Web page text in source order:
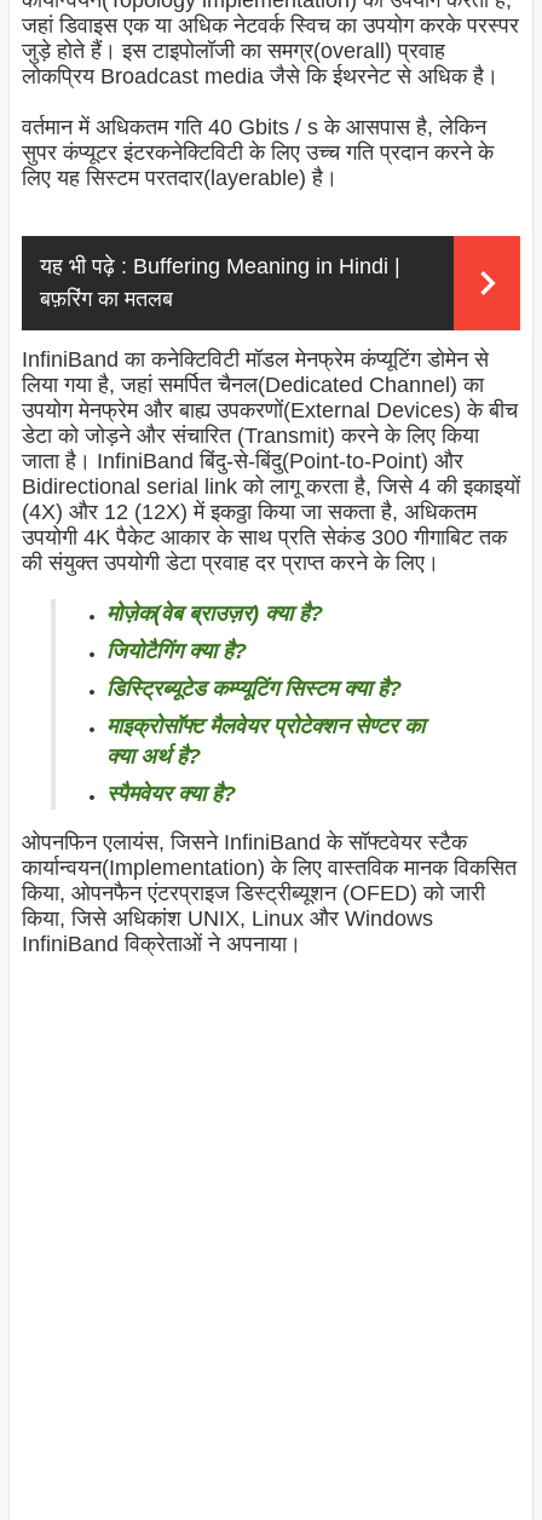
जहां डिवाइस एक या अधिक नेटवर्क स्विच का उपयोग करके परस्पर
जुड़े होते हैं। इस टाइपोलॉजी का समग्र(overall) प्रवाह
लोकप्रिय Broadcast media जैसे कि ईथरनेट से अधिक है।
वर्तमान में अधिकतम गति 40 Gbits / s के आसपास है, लेकिन
सुपर कंप्यूटर इंटरकनेक्टिविटी के लिए उच्च गति प्रदान करने के
लिए यह सिस्टम परतदार(layerable) है।
यह भी पढ़े : Buffering Meaning in Hindi |
बफ़रिंग का मतलब
InfiniBand का कनेक्टिविटी मॉडल मेनफ्रेम कंप्यूटिंग डोमेन से
लिया गया है, जहां समर्पित चैनल(Dedicated Channel) का
उपयोग मेनफ्रेम और बाह्य उपकरणों(External Devices) के बीच
डेटा को जोड़ने और संचारित (Transmit) करने के लिए किया
जाता है। InfiniBand बिंदु-से-बिंदु(Point-to-Point) और
Bidirectional serial link को लागू करता है, जिसे 4 की इकाइयों
(4X) और 12 (12X) में इकठ्ठा किया जा सकता है, अधिकतम
उपयोगी 4K पैकेट आकार के साथ प्रति सेकंड 300 गीगाबिट तक
की संयुक्त उपयोगी डेटा प्रवाह दर प्राप्त करने के लिए।
मोज़ेक(वेब ब्राउज़र) क्या है?
जियोटैगिंग क्या है?
डिस्ट्रिब्यूटेड कम्प्यूटिंग सिस्टम क्या है?
माइक्रोसॉफ्ट मैलवेयर प्रोटेक्शन सेण्टर का
क्या अर्थ है?
स्पैमवेयर क्या है?
ओपनफिन एलायंस, जिसने InfiniBand के सॉफ्टवेयर स्टैक
कार्यान्वयन(Implementation) के लिए वास्तविक मानक विकसित
किया, ओपनफैन एंटरप्राइज डिस्ट्रीब्यूशन (OFED) को जारी
किया, जिसे अधिकांश UNIX, Linux और Windows
InfiniBand विक्रेताओं ने अपनाया।